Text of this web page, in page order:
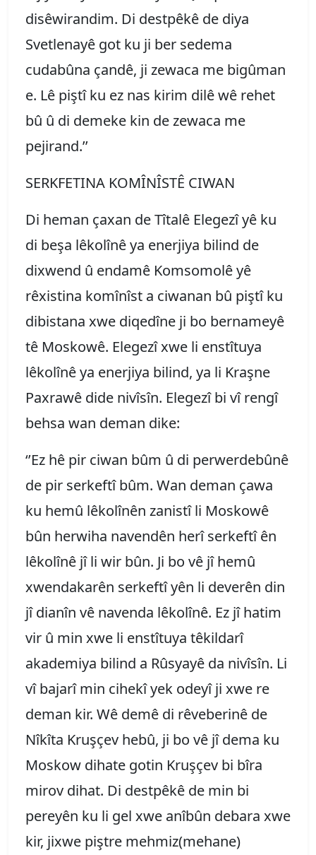
disêwirandim. Di destpêkê de diya
Svetlenayê got ku ji ber sedema
cudabûna çandê, ji zewaca me bigûman
e. Lê piştî ku ez nas kirim dilê wê rehet
bû û di demeke kin de zewaca me
pejirand.’’
SERKFETINA KOMÎNÎSTÊ CIWAN
Di heman çaxan de Tîtalê Elegezî yê ku
di beşa lêkolînê ya enerjiya bilind de
dixwend û endamê Komsomolê yê
rêxistina komînîst a ciwanan bû piştî ku
dibistana xwe diqedîne ji bo bernameyê
tê Moskowê. Elegezî xwe li enstîtuya
lêkolînê ya enerjiya bilind, ya li Kraşne
Paxrawê dide nivîsîn. Elegezî bi vî rengî
behsa wan deman dike:
‘’Ez hê pir ciwan bûm û di perwerdebûnê
de pir serkeftî bûm. Wan deman çawa
ku hemû lêkolînên zanistî li Moskowê
bûn herwiha navendên herî serkeftî ên
lêkolînê jî li wir bûn. Ji bo vê jî hemû
xwendakarên serkeftî yên li deverên din
jî dianîn vê navenda lêkolînê. Ez jî hatim
vir û min xwe li enstîtuya têkildarî
akademiya bilind a Rûsyayê da nivîsîn. Li
vî bajarî min cihekî yek odeyî ji xwe re
deman kir. Wê demê di rêveberinê de
Nîkîta Kruşçev hebû, ji bo vê jî dema ku
Moskow dihate gotin Kruşçev bi bîra
mirov dihat. Di destpêkê de min bi
pereyên ku li gel xwe anîbûn debara xwe
kir, jixwe piştre mehmiz(mehane)